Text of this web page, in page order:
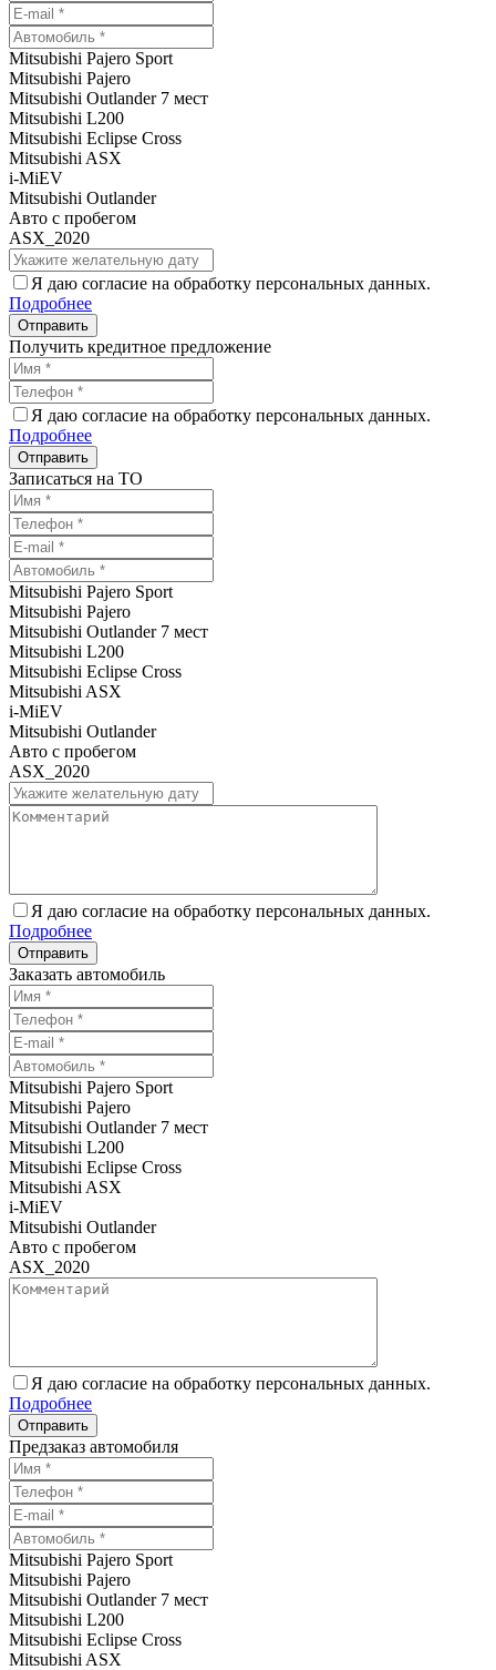
Mitsubishi Pajero Sport
Mitsubishi Pajero
Mitsubishi Outlander 7 мест
Mitsubishi L200
Mitsubishi Eclipse Cross
Mitsubishi ASX
i-MiEV
Mitsubishi Outlander
Авто с пробегом
ASX_2020
Я даю согласие на обработку персональных данных.
Подробнее
Получить кредитное предложение
Я даю согласие на обработку персональных данных.
Подробнее
Записаться на ТО
Mitsubishi Pajero Sport
Mitsubishi Pajero
Mitsubishi Outlander 7 мест
Mitsubishi L200
Mitsubishi Eclipse Cross
Mitsubishi ASX
i-MiEV
Mitsubishi Outlander
Авто с пробегом
ASX_2020
Я даю согласие на обработку персональных данных.
Подробнее
Заказать автомобиль
Mitsubishi Pajero Sport
Mitsubishi Pajero
Mitsubishi Outlander 7 мест
Mitsubishi L200
Mitsubishi Eclipse Cross
Mitsubishi ASX
i-MiEV
Mitsubishi Outlander
Авто с пробегом
ASX_2020
Я даю согласие на обработку персональных данных.
Подробнее
Предзаказ автомобиля
Mitsubishi Pajero Sport
Mitsubishi Pajero
Mitsubishi Outlander 7 мест
Mitsubishi L200
Mitsubishi Eclipse Cross
Mitsubishi ASX